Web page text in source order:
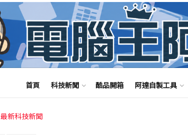
首頁 科技新聞 酷品開箱 阿達自製工具
最新科技新聞